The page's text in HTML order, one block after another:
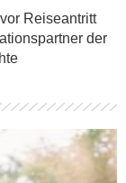
Reiseantritt
der